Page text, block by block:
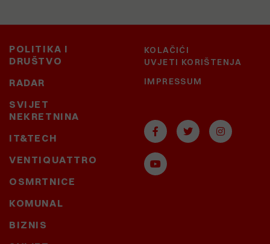
POLITIKA I
DRUŠTVO
RADAR
SVIJET
NEKRETNINA
IT&TECH
VENTIQUATTRO
OSMRTNICE
KOMUNAL
BIZNIS
KOLAČIĆI
UVJETI KORIŠTENJA
IMPRESSUM